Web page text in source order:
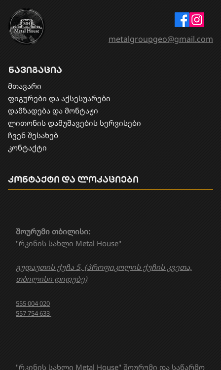
ნავიგაცია
მთავარი
ფიგურები და აქსესუარები
დამზადება და მონტაჟი
​ლითონის დამუშავების სერვისები
ჩვენ შესახებ
კონტაქტი
"რკინის სახლი Metal House" შოურუმი და საწარმო
შოურუმი თბილისი:
"რკინის სახლი Metal House"
გუდაუთის ქუჩა 5, (პროფიკოლის ქუჩის კვეთა,
თბილისი დიდუბე)
555 004 020
557 754 633
კონტაქტი და ლოკაციები
metalgroupgeo@gmail.com